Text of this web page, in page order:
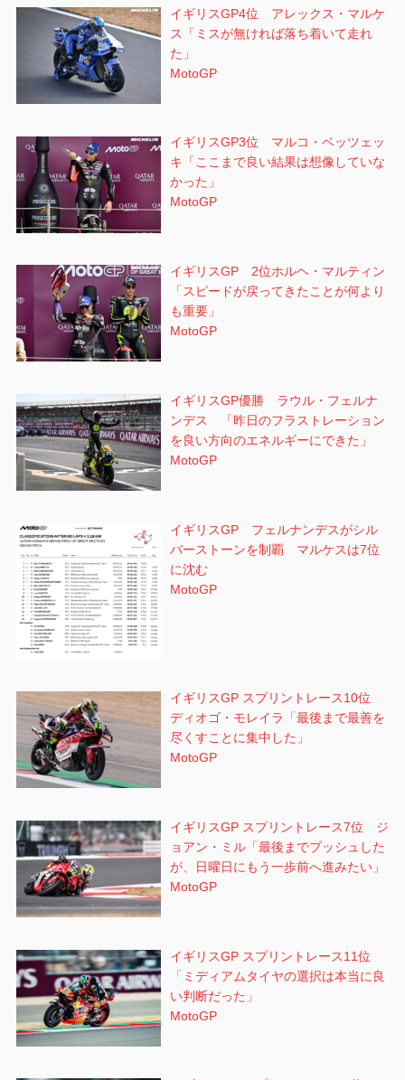
イギリスGP4位 アレックス・マルケ
ス「ミスが無ければ落ち着いて走れ
た」
MotoGP
イギリスGP3位 マルコ・ベッツェッ
キ「ここまで良い結果は想像していな
かった」
MotoGP
イギリスGP 2位ホルヘ・マルティン
「スピードが戻ってきたことが何より
も重要」
MotoGP
イギリスGP優勝 ラウル・フェルナ
ンデス 「昨日のフラストレーション
を良い方向のエネルギーにできた」
MotoGP
イギリスGP フェルナンデスがシル
バーストーンを制覇 マルケスは7位
に沈む
MotoGP
イギリスGP スプリントレース10位
ディオゴ・モレイラ「最後まで最善を
尽くすことに集中した」
MotoGP
イギリスGP スプリントレース7位 ジ
ョアン・ミル「最後までプッシュした
が、日曜日にもう一歩前へ進みたい」
MotoGP
イギリスGP スプリントレース11位
「ミディアムタイヤの選択は本当に良
い判断だった」
MotoGP